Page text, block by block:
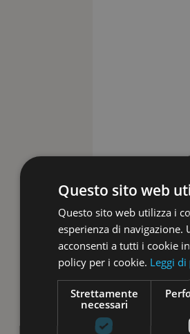
Questo sito web
Questo sito web utilizza i
esperienza di
acconsenti a tutti i cookie
policy per i cookie. Leggi di
Strettamente
necessari